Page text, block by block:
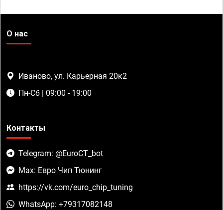
О нас
Иваново, ул. Карьерная 20к2
Пн-Сб | 09:00 - 19:00
Контакты
Telegram: @EuroCT_bot
Max: Евро Чип Тюнинг
https://vk.com/euro_chip_tuning
WhatsApp: +79317082148